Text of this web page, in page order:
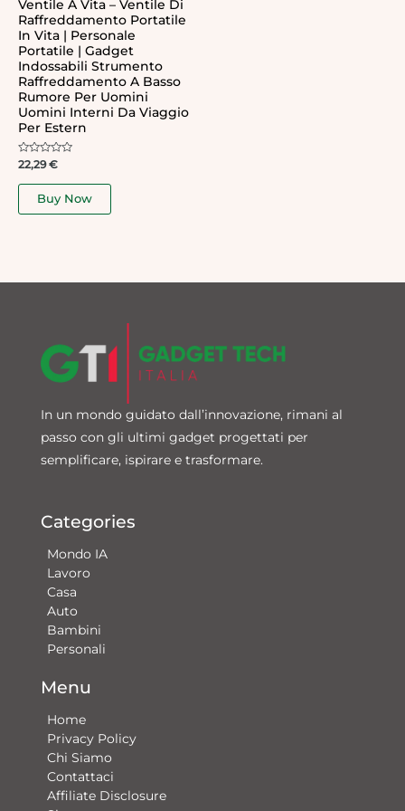
Ventile A Vita – Ventile Di
Raffreddamento Portatile
In Vita | Personale
Portatile | Gadget
Indossabili Strumento
Raffreddamento A Basso
Rumore Per Uomini
Uomini Interni Da Viaggio
Per Estern
Rated
out
22,29€
Buy Now
In un mondo guidato dall’innovazione, rimani al
passo con gli ultimi gadget progettati per
semplificare, ispirare e trasformare.
Categories
Mondo IA
Lavoro
Casa
Auto
Bambini
Personali
Menu
Home
Privacy Policy
Chi Siamo
Contattaci​
Affiliate Disclosure